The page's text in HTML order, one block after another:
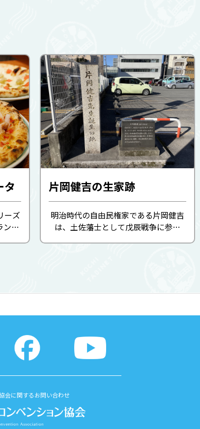
タ
ーズ
ンチ
片岡健吉の生家跡
明治時代の自由民権家である片岡健吉
は、土佐藩士として戊辰戦争に参加
会に関するお問い合わせ